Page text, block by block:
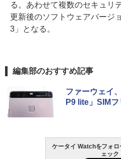
る。あわせて複数のセキュリ
更新後のソフトウェアバージ
3」となる。
編集部のおすすめ記事
ファーウェイ
P9 lite」SIM
ケータイ Watchをフォ
ェック